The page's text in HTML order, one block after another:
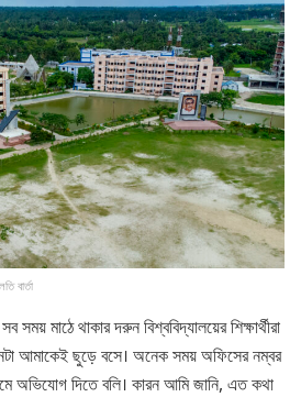
বার্তা
মাঠে থাকার দরুন বিশ্ববিদ্যালয়ের শিক্ষার্থীরা
আমাকেই ছুড়ে বসে। অনেক সময় অফিসের নম্বর
অভিযোগ দিতে বলি। কারন আমি জানি, এত কথা